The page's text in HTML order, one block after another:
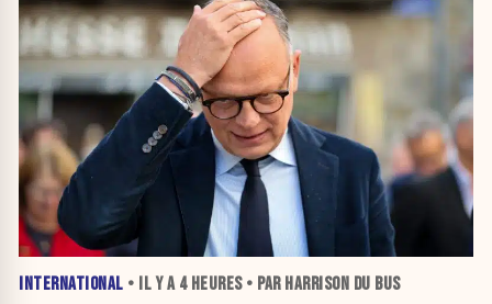
INTERNATIONAL • IL Y A 4 HEURES• PAR HARRISON DU BUS